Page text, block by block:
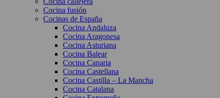
Cocina fusión
Cocinas de España
Cocina Andaluza
Cocina Aragonesa
Cocina Asturiana
Cocina Balear
Cocina Canaria
Cocina Castellana
Cocina Castilla – La Mancha
Cocina Catalana